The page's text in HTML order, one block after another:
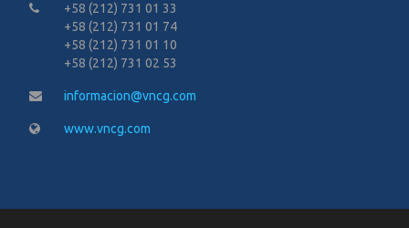
+58 (212) 731 01 33
+58 (212) 731 01 74
+58 (212) 731 01 10
+58 (212) 731 02 53
informacion@vncg.com
www.vncg.com